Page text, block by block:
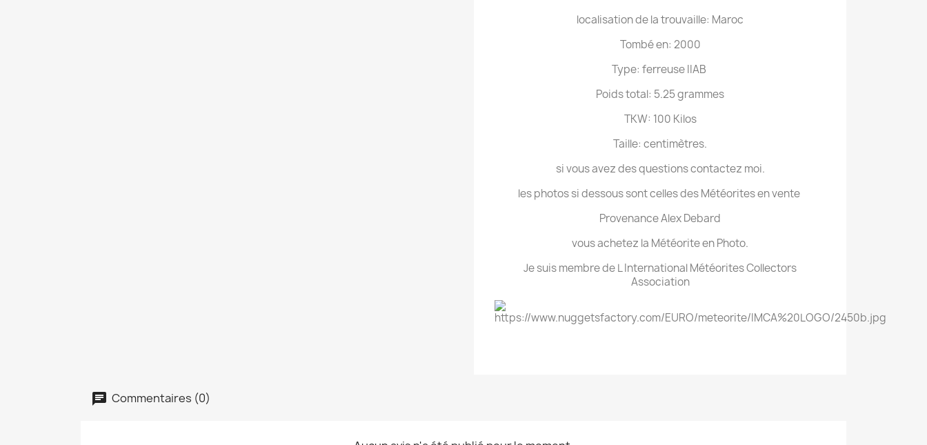
localisation de la trouvaille: Maroc
Tombé en: 2000
Type: ferreuse IIAB
Poids total: 5.25 grammes
TKW: 100 Kilos
Taille: centimètres.
si vous avez des questions contactez moi.
les photos si dessous sont celles des Météorites en vente
Provenance Alex Debard
vous achetez la Météorite en Photo.
Je suis membre de L International Météorites Collectors
Association
Commentaires (0)